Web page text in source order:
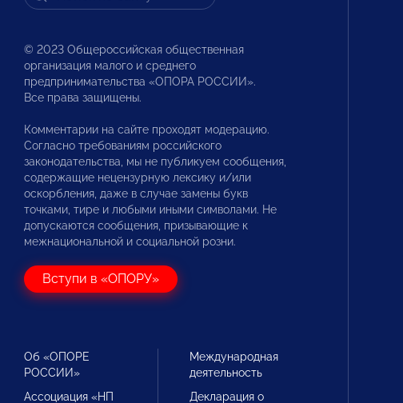
© 2023 Общероссийская общественная
организация малого и среднего
предпринимательства «ОПОРА РОССИИ».
Все права защищены.
Комментарии на сайте проходят модерацию.
Согласно требованиям российского
законодательства, мы не публикуем сообщения,
содержащие нецензурную лексику и/или
оскорбления, даже в случае замены букв
точками, тире и любыми иными символами. Не
допускаются сообщения, призывающие к
межнациональной и социальной розни.
Вступи в «ОПОРУ»
Об «ОПОРЕ
РОССИИ»
Ассоциация «НП
Международная
деятельность
Декларация о